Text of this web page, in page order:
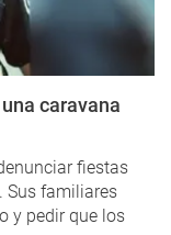
caravana
fiestas
Sus familiares
y pedir que los